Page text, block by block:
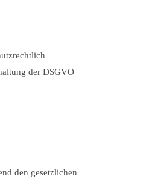
der DSGVO
den gesetzlichen